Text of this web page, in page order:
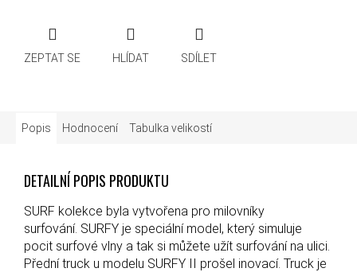
ZEPTAT SE HLÍDAT SDÍLET
Popis Hodnocení Tabulka velikostí
DETAILNÍ POPIS PRODUKTU
SURF kolekce byla vytvořena pro milovníky
surfování. SURFY je speciální model, který simuluje
pocit surfové vlny a tak si můžete užít surfování na ulici.
Přední truck u modelu SURFY II prošel inovací. Truck je